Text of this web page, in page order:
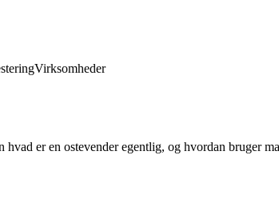
Virksomheder
er en ostevender egentlig, og hvordan bruger